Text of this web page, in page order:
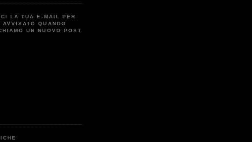
LA TUA E-MAIL PER
AVVISATO QUANDO
UN NUOVO POST